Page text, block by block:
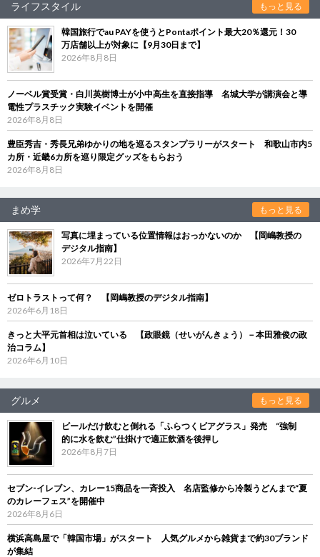
ライフスタイル もっと見る
韓国旅行でau PAYを使うとPontaポイント最大20％還元！30
万店舗以上が対象に【9月30日まで】
2026年8月8日
ノーベル賞受賞・白川英樹博士が小中高生を直接指導 名城大学が講演会と導
電性プラスチック実験イベントを開催
2026年8月8日
豊臣秀吉・秀長兄弟ゆかりの地を巡るスタンプラリーがスタート 和歌山市内5
カ所・近畿6カ所を巡り限定グッズをもらおう
2026年8月8日
まめ学 もっと見る
写真に埋まっている位置情報はおっかないのか 【岡嶋教授の
デジタル指南】
2026年7月22日
ゼロトラストって何？ 【岡嶋教授のデジタル指南】
2026年6月18日
きっと大平元首相は泣いている 【政眼鏡（せいがんきょう）－本田雅俊の政
治コラム】
2026年6月10日
グルメ もっと見る
ビールだけ飲むと倒れる「ふらつくビアグラス」発売 “強制
的に水を飲む”仕掛けで適正飲酒を後押し
2026年8月7日
セブン‐イレブン、カレー15商品を一斉投入 名店監修から冷製うどんまで“夏
のカレーフェス”を開催中
2026年8月6日
横浜高島屋で「韓国市場」がスタート 人気グルメから雑貨まで約30ブランド
が集結